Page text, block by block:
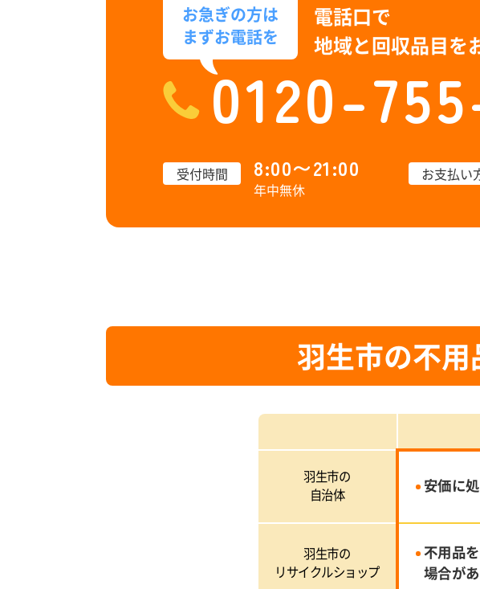
お急ぎの方は
まずお電話を
電話口で
地域と回収品目を
0120-
受付時間 8:00〜21:00
年中無休
お支払い
羽生市の不用
羽生市の
自治体
安価に
羽生市の
リサイクルショップ
不用品
場合が